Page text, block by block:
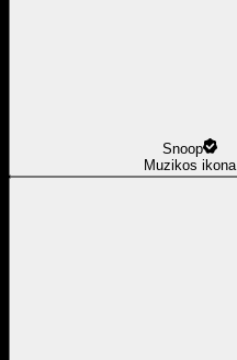
Snoop
Muzikos ikona